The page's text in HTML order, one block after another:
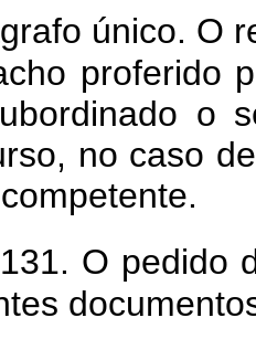
único. O
proferido
o
no caso
O pedido